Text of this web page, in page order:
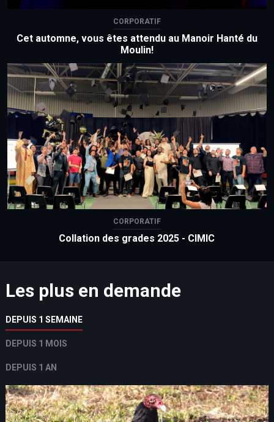
CORPORATIF
Cet automne, vous êtes attendu au Manoir Hanté du
Moulin!
CORPORATIF
Collation des grades 2025 - CIMIC
Les plus en demande
DEPUIS 1 SEMAINE
DEPUIS 1 MOIS
DEPUIS 1 AN